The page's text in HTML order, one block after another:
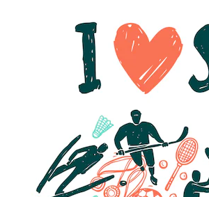
A plataforma criativa para você direcionar
seu melhor trabalho. Mais de 1 milhão de
agências e estúdios.
Português